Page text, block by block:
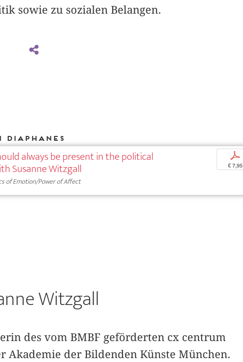
sowie zu sozialen Belangen.
always be present in the political
Susanne Witzgall
of Emotion/Power of Affect
p
€ 7,95
Witzgall
des vom BMBF geförderten cx centrum
der Bildenden Künste München.